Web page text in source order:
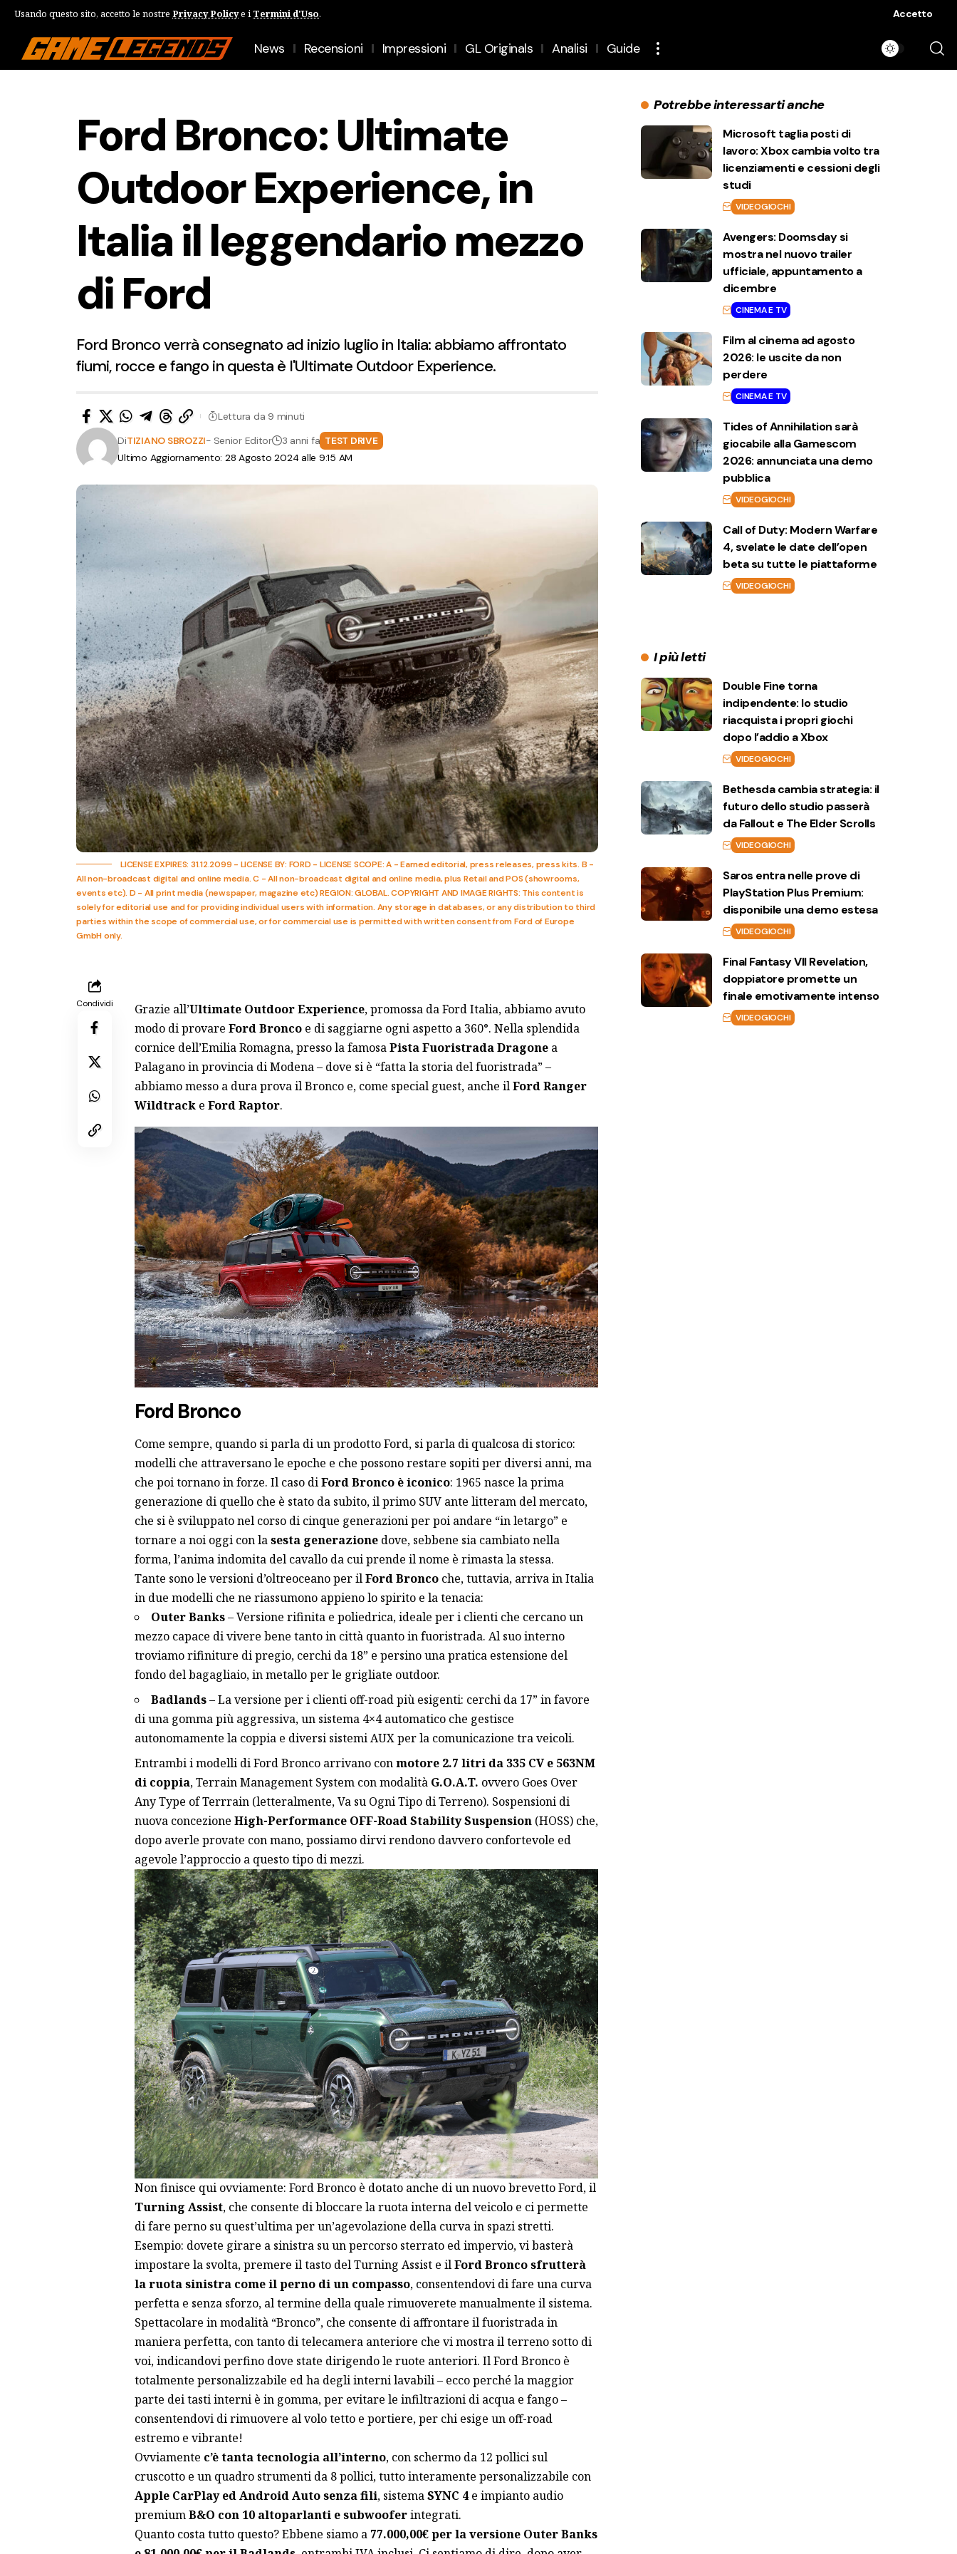
Usando questo sito, accetto le nostre Privacy Policye i Termini d'Uso. Accetto
News Recensioni Impressioni GL Originals Analisi Guide
Ford Bronco: Ultimate
Outdoor Experience, in
Italia il leggendario mezzo
di Ford
Ford Bronco verrà consegnato ad inizio luglio in Italia: abbiamo affrontato
fiumi, rocce e fango in questa è l'Ultimate Outdoor Experience.
Ultimo Aggiornamento: 28 Agosto 2024 alle 9:15 AM
DiTIZIANO SBROZZI- Senior Editor 3 anni fa TEST DRIVE
Lettura da 9 minuti
LICENSE EXPIRES: 31.12.2099 - LICENSE BY: FORD - LICENSE SCOPE: A - Earned editorial, press releases, press kits. B -
All non-broadcast digital and online media. C - All non-broadcast digital and online media, plus Retail and POS (showrooms,
events etc). D - All print media (newspaper, magazine etc) REGION: GLOBAL. COPYRIGHT AND IMAGE RIGHTS: This content is
solely for editorial use and for providing individual users with information. Any storage in databases, or any distribution to third
parties within the scope of commercial use, or for commercial use is permitted with written consent from Ford of Europe
GmbH only.
Condividi Grazie all’Ultimate Outdoor Experience, promossa da Ford Italia, abbiamo avuto
modo di provare Ford Broncoe di saggiarne ogni aspetto a 360°. Nella splendida
cornice dell’Emilia Romagna, presso la famosaPista Fuoristrada Dragonea
Palagano in provincia di Modena – dove si è “fatta la storia del fuoristrada” –
abbiamo messo a dura prova il Bronco e, come special guest, anche ilFord Ranger
Wildtracke Ford Raptor.
Ford Bronco
Come sempre, quando si parla di un prodotto Ford, si parla di qualcosa di storico:
modelli che attraversano le epoche e che possono restare sopiti per diversi anni, ma
che poi tornano in forze. Il caso diFord Bronco è iconico: 1965 nasce la prima
generazione di quello che è stato da subito, il primo SUV ante litteram del mercato,
che si è sviluppato nel corso di cinque generazioni per poi andare “in letargo” e
tornare a noi oggi con lasesta generazionedove, sebbene sia cambiato nella
forma, l’anima indomita del cavallo da cui prende il nome è rimasta la stessa.
Tante sono le versioni d’oltreoceano per ilFord Broncoche, tuttavia, arriva in Italia
in due modelli che ne riassumono appieno lo spirito e la tenacia:
Outer Banks– Versione rifinita e poliedrica, ideale per i clienti che cercano un
mezzo capace di vivere bene tanto in città quanto in fuoristrada. Al suo interno
troviamo rifiniture di pregio, cerchi da 18” e persino una pratica estensione del
fondo del bagagliaio, in metallo per le grigliate outdoor.
Badlands– La versione per i clienti off-road più esigenti: cerchi da 17” in favore
di una gomma più aggressiva, un sistema 4×4 automatico che gestisce
autonomamente la coppia e diversi sistemi AUX per la comunicazione tra veicoli.
Entrambi i modelli di Ford Bronco arrivano conmotore 2.7 litri da 335 CV e 563NM
di coppia, Terrain Management System con modalità G.O.A.T. ovvero Goes Over
Any Type of Terrrain (letteralmente, Va su Ogni Tipo di Terreno). Sospensioni di
nuova concezione High-Performance OFF-Road Stability Suspension(HOSS) che,
dopo averle provate con mano, possiamo dirvi rendono davvero confortevole ed
agevole l’approccio a questo tipo di mezzi.
Non finisce qui ovviamente: Ford Bronco è dotato anche di un nuovo brevetto Ford, il
Turning Assist, che consente di bloccare la ruota interna del veicolo e ci permette
di fare perno su quest’ultima per un’agevolazione della curva in spazi stretti.
Esempio: dovete girare a sinistra su un percorso sterrato ed impervio, vi basterà
impostare la svolta, premere il tasto del Turning Assist e ilFord Bronco sfrutterà
la ruota sinistra come il perno di un compasso, consentendovi di fare una curva
perfetta e senza sforzo, al termine della quale rimuoverete manualmente il sistema.
Spettacolare in modalità “Bronco”, che consente di affrontare il fuoristrada in
maniera perfetta, con tanto di telecamera anteriore che vi mostra il terreno sotto di
voi, indicandovi perfino dove state dirigendo le ruote anteriori. Il Ford Bronco è
totalmente personalizzabile ed ha degli interni lavabili – ecco perché la maggior
parte dei tasti interni è in gomma, per evitare le infiltrazioni di acqua e fango –
consentendovi di rimuovere al volo tetto e portiere, per chi esige un off-road
estremo e vibrante!
Ovviamente c’è tanta tecnologia all’interno, con schermo da 12 pollici sul
cruscotto e un quadro strumenti da 8 pollici, tutto interamente personalizzabile con
Apple CarPlay ed Android Auto senza fili, sistemaSYNC 4e impianto audio
premiumB&O con 10 altoparlanti e subwooferintegrati.
Quanto costa tutto questo? Ebbene siamo a 77.000,00€ per la versione Outer Banks
Potrebbe interessarti anche
Microsoft taglia posti di
lavoro: Xbox cambia volto tra
licenziamenti e cessioni degli
studi
VIDEOGIOCHI
Avengers: Doomsday si
mostra nel nuovo trailer
ufficiale, appuntamento a
dicembre
CINEMA E TV
Film al cinema ad agosto
2026: le uscite da non
perdere
CINEMA E TV
Tides of Annihilation sarà
giocabile alla Gamescom
2026: annunciata una demo
pubblica
VIDEOGIOCHI
Call of Duty: Modern Warfare
4, svelate le date dell’open
beta su tutte le piattaforme
VIDEOGIOCHI
I più letti
Double Fine torna
indipendente: lo studio
riacquista i propri giochi
dopo l’addio a Xbox
VIDEOGIOCHI
Bethesda cambia strategia: il
futuro dello studio passerà
da Fallout e The Elder Scrolls
VIDEOGIOCHI
Saros entra nelle prove di
PlayStation Plus Premium:
disponibile una demo estesa
VIDEOGIOCHI
Final Fantasy VII Revelation,
doppiatore promette un
finale emotivamente intenso
VIDEOGIOCHI